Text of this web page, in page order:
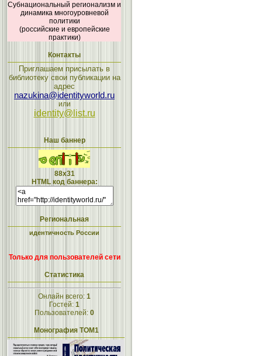
Субнациональный регионализм и
динамика многоуровневой
политики
(российские и европейские
практики)
Контакты
Приглашаем присылать в
библиотеку свои публикации на
адрес
nazukina@identityworld.ru
или
identity@list.ru
Наш баннер
88x31
HTML код баннера:
Региональная
идентичность России
Только для пользователей сети
Статистика
Онлайн всего: 1
Гостей: 1
Пользователей: 0
Монография ТОМ1